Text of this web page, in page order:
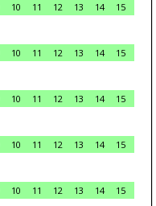
10 11 12 13 14
15
10 11 12 13 14
15
10 11 12 13 14
15
10 11 12 13 14
15
10 11 12 13 14
15